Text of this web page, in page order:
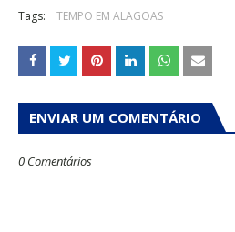
Tags: TEMPO EM ALAGOAS
ENVIAR UM COMENTÁRIO
0 Comentários